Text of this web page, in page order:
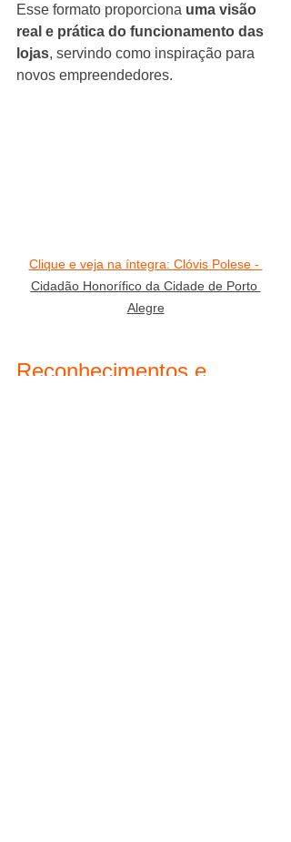
Esse formato proporciona uma visão
real e prática do funcionamento das
lojas, servindo como inspiração para
novos empreendedores.
Clique e veja na íntegra: Clóvis Polese -
Cidadão Honorífico da Cidade de Porto
Alegre
Reconhecimentos e